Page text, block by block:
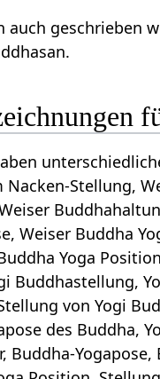
auch geschrieben
Stellung,
Weiser Buddha
Yoga
Buddhastellung,
von Yogi
des Buddha,
Buddha-